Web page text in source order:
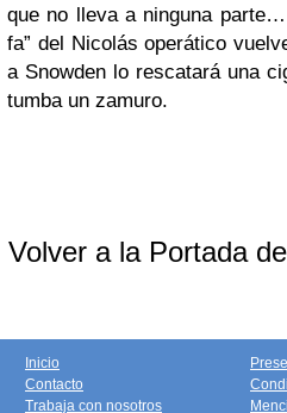
que no lleva a ninguna
fa” del Nicolás operático
a Snowden lo rescatará una
tumba un zamuro.
Volver a la Portada de
Inicio
Contacto
Trabaja con nosotros